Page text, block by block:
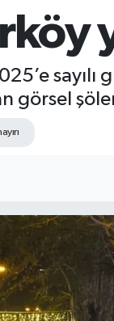
sayılı
görsel